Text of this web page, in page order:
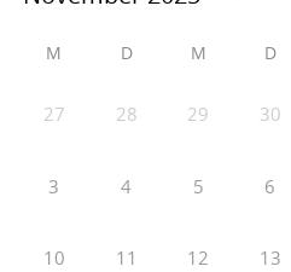
M D M D
27 28 29 30
3 4 5 6
10 11 12 13